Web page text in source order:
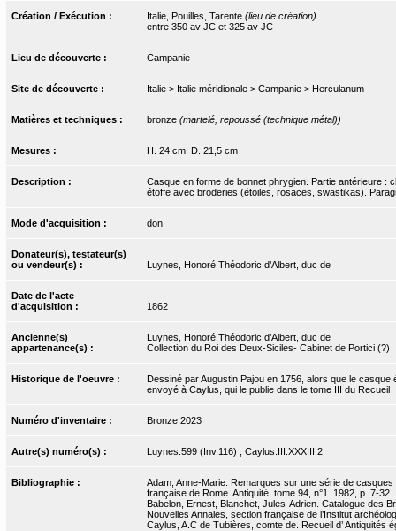
Création / Exécution : Italie, Pouilles, Tarente (lieu de création)
entre 350 av JC et 325 av JC
Lieu de découverte : Campanie
Site de découverte : Italie > Italie méridionale > Campanie > Herculanum
Matières et techniques : bronze (martelé, repoussé (technique métal))
Mesures : H. 24 cm, D. 21,5 cm
Description :
Casque en forme de bonnet phrygien. Partie antérieure :
étoffe avec broderies (étoiles, rosaces, swastikas).
Mode d'acquisition : don
Donateur(s), testateur(s)
ou vendeur(s) :
Luynes, Honoré Théodoric d’Albert, duc de
Date de l'acte
d'acquisition :
1862
Ancienne(s)
appartenance(s) :
Luynes, Honoré Théodoric d’Albert, duc de
Collection du Roi des Deux-Siciles- Cabinet de Portici (?)
Historique de l'oeuvre :
Dessiné par Augustin Pajou en 1756, alors que le
envoyé à Caylus, qui le publie dans le tome III du Recueil
Numéro d'inventaire : Bronze.2023
Autre(s) numéro(s) : Luynes.599 (Inv.116) ; Caylus.III.XXXIII.2
Bibliographie :
Adam, Anne-Marie. Remarques sur une série de
française de Rome. Antiquité, tome 94, n°1. 1982, p. 7-32.
Babelon, Ernest, Blanchet, Jules-Adrien. Catalogue des
Nouvelles Annales, section française de l’Institut
Caylus, A.C de Tubières, comte de. Recueil d’